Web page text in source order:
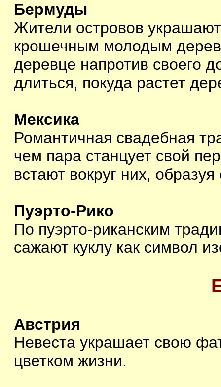
Бермуды
Жители островов
крошечным молодым
деревце напротив своего
длиться, покуда растет
Мексика
Романтичная свадебная
чем пара станцует свой
встают вокруг них, образуя
Пуэрто-Рико
По пуэрто-риканским
сажают куклу как символ
Австрия
Невеста украшает свою
цветком жизни.